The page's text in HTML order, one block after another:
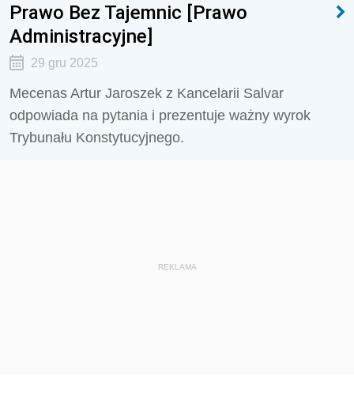
Prawo Bez Tajemnic [Prawo
Administracyjne]
29 gru 2025
Mecenas Artur Jaroszek z Kancelarii Salvar
odpowiada na pytania i prezentuje ważny wyrok
Trybunału Konstytucyjnego.
REKLAMA